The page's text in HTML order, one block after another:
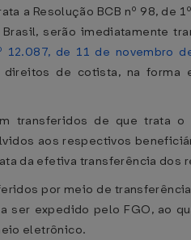
a Resolução BCB nº 98, de
serão imediatamente
12.087, de 11 de novembro
direitos de cotista, na forma
transferidos de que trata o
aos respectivos
da efetiva transferência dos
por meio de
ser expedido pelo FGO, ao
eletrônico.